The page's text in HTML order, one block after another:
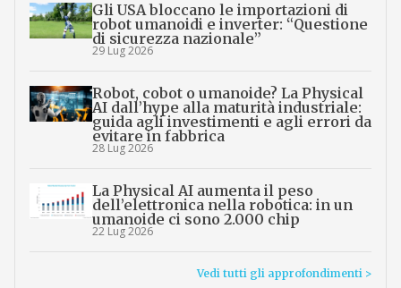
Gli USA bloccano le importazioni di
robot umanoidi e inverter: “Questione
di sicurezza nazionale”
29 Lug 2026
Robot, cobot o umanoide? La Physical
AI dall’hype alla maturità industriale:
guida agli investimenti e agli errori da
evitare in fabbrica
28 Lug 2026
La Physical AI aumenta il peso
dell’elettronica nella robotica: in un
umanoide ci sono 2.000 chip
22 Lug 2026
Vedi tutti gli approfondimenti >